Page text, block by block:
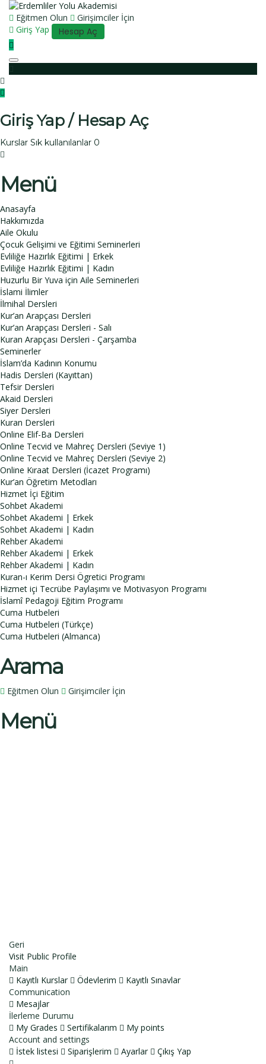
Eğitmen Olun
Girişimciler İçin
Giriş Yap
Hesap Aç
Toggle navigation
Giriş Yap / Hesap Aç
Kurslar Sık kullanılanlar 0
Menü
Anasayfa
Hakkımızda
Aile Okulu
Çocuk Gelişimi ve Eğitimi Seminerleri
Evliliğe Hazırlık Eğitimi | Erkek
Evliliğe Hazırlık Eğitimi | Kadın
Huzurlu Bir Yuva için Aile Seminerleri
İslami İlimler
İlmihal Dersleri
Kur’an Arapçası Dersleri
Kur’an Arapçası Dersleri - Salı
Kuran Arapçası Dersleri - Çarşamba
Seminerler
İslam’da Kadının Konumu
Hadis Dersleri (Kayıttan)
Tefsir Dersleri
Akaid Dersleri
Siyer Dersleri
Kuran Dersleri
Online Elif-Ba Dersleri
Online Tecvid ve Mahreç Dersleri (Seviye 1)
Online Tecvid ve Mahreç Dersleri (Seviye 2)
Online Kıraat Dersleri (İcazet Programı)
Kur’an Öğretim Metodları
Hizmet İçi Eğitim
Sohbet Akademi
Sohbet Akademi | Erkek
Sohbet Akademi | Kadın
Rehber Akademi
Rehber Akademi | Erkek
Rehber Akademi | Kadın
Kuran-ı Kerim Dersi Ögretici Programı
Hizmet içi Tecrübe Paylaşımı ve Motivasyon Programı
İslamî Pedagoji Eğitim Programı
Cuma Hutbeleri
Cuma Hutbeleri (Türkçe)
Cuma Hutbeleri (Almanca)
Arama
Eğitmen Olun Girişimciler İçin
Menü
Geri
Visit Public Profile
Main
Kayıtlı Kurslar
Ödevlerim
Kayıtlı Sınavlar
Communication
Mesajlar
İlerleme Durumu
My Grades
Sertifikalarım
My points
Account and settings
İstek listesi
Siparişlerim Ayarlar Çıkış Yap